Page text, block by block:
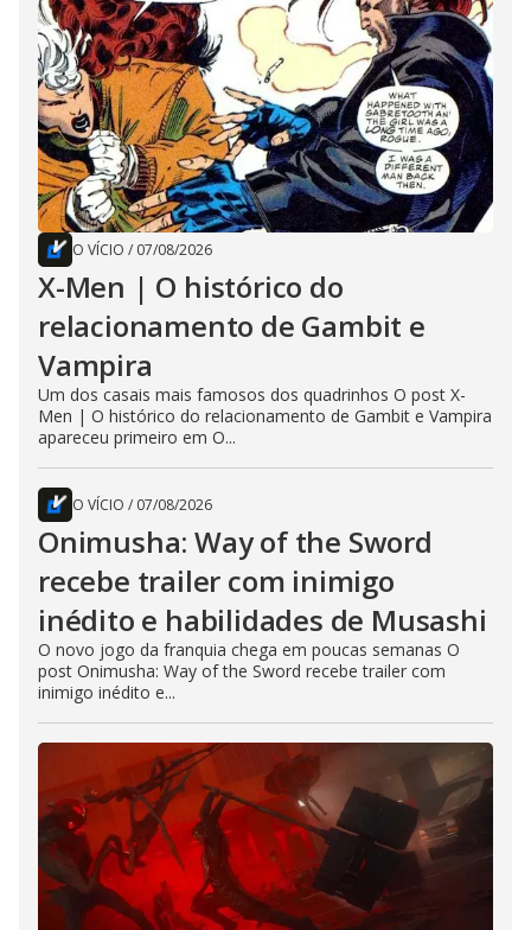
O VÍCIO / 07/08/2026
X-Men | O histórico do
relacionamento de Gambit e
Vampira
Um dos casais mais famosos dos quadrinhos O post X-
Men | O histórico do relacionamento de Gambit e Vampira
apareceu primeiro em O...
O VÍCIO / 07/08/2026
Onimusha: Way of the Sword
recebe trailer com inimigo
inédito e habilidades de Musashi
O novo jogo da franquia chega em poucas semanas O
post Onimusha: Way of the Sword recebe trailer com
inimigo inédito e...